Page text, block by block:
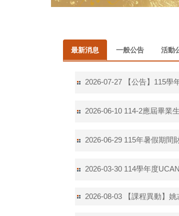
最新消息 一般公告 活動
2026-07-27 【公告】115
2026-06-10 114-2應屆畢業
2026-06-29 115年暑假期間
2026-03-30 114學年度
2026-08-03 【課程異動】